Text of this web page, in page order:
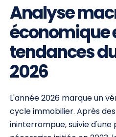
Analyse
économique
tendances
2026
L'année 2026 marque un
cycle immobilier. Après
ininterrompue, suivie